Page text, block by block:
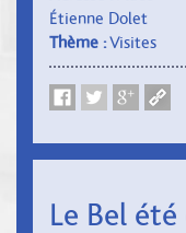
Étienne Dolet
Thème :Visites
Le Bel